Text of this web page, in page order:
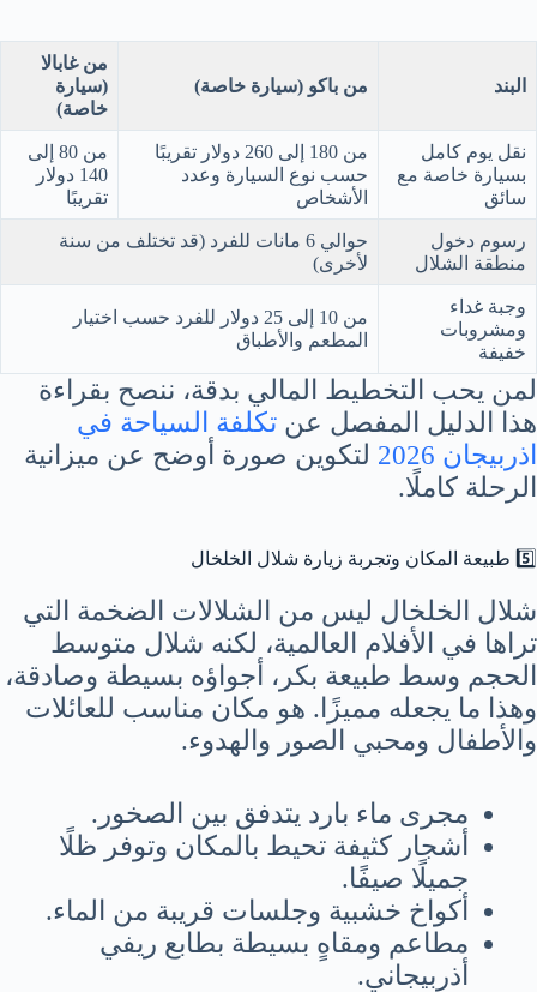
البند من باكو (سيارة خاصة)
من غابالا
(سيارة
خاصة)
نقل يوم كامل
بسيارة خاصة مع
سائق
من 180 إلى 260 دولار تقريبًا
حسب نوع السيارة وعدد
الأشخاص
من 80 إلى
140 دولار
تقريبًا
رسوم دخول
منطقة الشلال
حوالي 6 مانات للفرد (قد تختلف من سنة
لأخرى)
وجبة غداء
ومشروبات
خفيفة
من 10 إلى 25 دولار للفرد حسب اختيار
المطعم والأطباق
لمن يحب التخطيط المالي بدقة، ننصح بقراءة
هذا الدليل المفصل عن تكلفة السياحة في
اذربيجان 2026
لتكوين صورة أوضح عن ميزانية
الرحلة كاملًا.
5️⃣ طبيعة المكان وتجربة زيارة شلال الخلخال
شلال الخلخال ليس من الشلالات الضخمة التي
تراها في الأفلام العالمية، لكنه شلال متوسط
الحجم وسط طبيعة بكر، أجواؤه بسيطة وصادقة،
وهذا ما يجعله مميزًا. هو مكان مناسب للعائلات
والأطفال ومحبي الصور والهدوء.
مجرى ماء بارد يتدفق بين الصخور.
أشجار كثيفة تحيط بالمكان وتوفر ظلًا
جميلًا صيفًا.
أكواخ خشبية وجلسات قريبة من الماء.
مطاعم ومقاهٍ بسيطة بطابع ريفي
أذربيجاني.